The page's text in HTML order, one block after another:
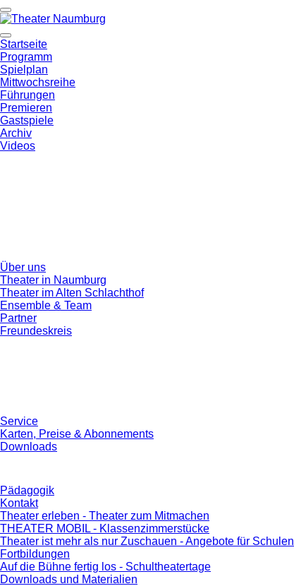
Startseite
Programm
Spielplan
Mittwochsreihe
Führungen
Premieren
Gastspiele
Archiv
Videos
Über uns
Theater in Naumburg
Theater im Alten Schlachthof
Ensemble & Team
Partner
Freundeskreis
Service
Karten, Preise & Abonnements
Downloads
Pädagogik
Kontakt
Theater erleben - Theater zum Mitmachen
THEATER MOBIL - Klassenzimmerstücke
Theater ist mehr als nur Zuschauen - Angebote für Schulen
Fortbildungen
Auf die Bühne fertig los - Schultheatertage
Downloads und Materialien